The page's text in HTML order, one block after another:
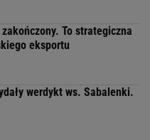
To strategiczna
eksportu
werdykt ws. Sabalenki.